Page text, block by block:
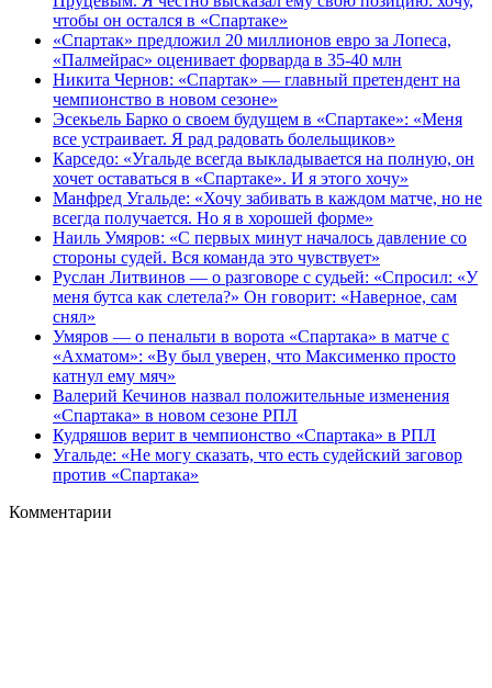
чтобы он остался в «Спартаке»
«Спартак» предложил 20 миллионов евро за Лопеса,
«Палмейрас» оценивает форварда в 35-40 млн
Никита Чернов: «Спартак» — главный претендент на
чемпионство в новом сезоне»
Эсекьель Барко о своем будущем в «Спартаке»: «Меня
все устраивает. Я рад радовать болельщиков»
Карседо: «Угальде всегда выкладывается на полную, он
хочет оставаться в «Спартаке». И я этого хочу»
Манфред Угальде: «Хочу забивать в каждом матче, но не
всегда получается. Но я в хорошей форме»
Наиль Умяров: «С первых минут началось давление со
стороны судей. Вся команда это чувствует»
Руслан Литвинов — о разговоре с судьей: «Спросил: «У
меня бутса как слетела?» Он говорит: «Наверное, сам
снял»
Умяров — о пенальти в ворота «Спартака» в матче с
«Ахматом»: «Ву был уверен, что Максименко просто
катнул ему мяч»
Валерий Кечинов назвал положительные изменения
«Спартака» в новом сезоне РПЛ
Кудряшов верит в чемпионство «Спартака» в РПЛ
Угальде: «Не могу сказать, что есть судейский заговор
против «Спартака»
Комментарии